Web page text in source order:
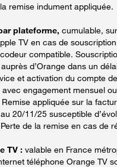
remise indument appliquée.
plateforme, cumulable,
TV en cas de
compatible.
d’Orange dans un
et activation du compte
engagement mensuel
appliquée sur la
20/11/25 susceptible
de la remise en cas de
TV : valable en France
téléphone Orange TV